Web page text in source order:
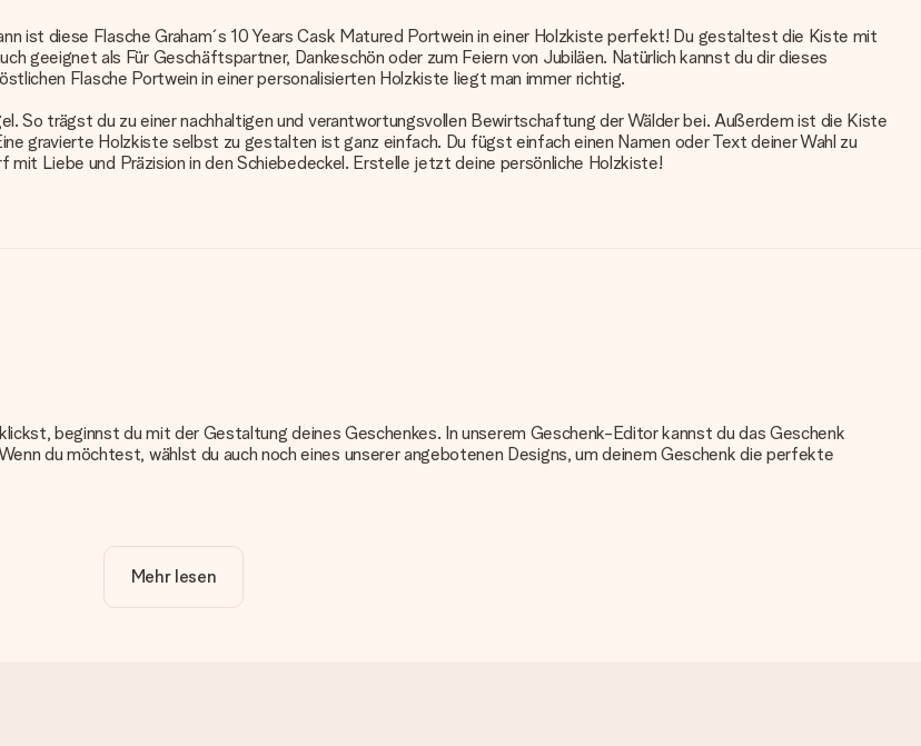
ist diese Flasche Graham´s 10 Years Cask Matured Portwein in einer Holzkiste perfekt! Du gestaltest die Kiste mit
geeignet als Für Geschäftspartner, Dankeschön oder zum Feiern von Jubiläen. Natürlich kannst du dir dieses
Flasche Portwein in einer personalisierten Holzkiste liegt man immer richtig.
So trägst du zu einer nachhaltigen und verantwortungsvollen Bewirtschaftung der Wälder bei. Außerdem ist die Kiste
gravierte Holzkiste selbst zu gestalten ist ganz einfach. Du fügst einfach einen Namen oder Text deiner Wahl zu
mit Liebe und Präzision in den Schiebedeckel. Erstelle jetzt deine persönliche Holzkiste!
beginnst du mit der Gestaltung deines Geschenkes. In unserem Geschenk-Editor kannst du das Geschenk
du möchtest, wählst du auch noch eines unserer angebotenen Designs, um deinem Geschenk die perfekte
Deshalb ist es wichtig, qualitativ hochwertige Fotos zu verwenden. Wenn du dir nicht sicher bist, ob dein Bild die
Mehr lesen